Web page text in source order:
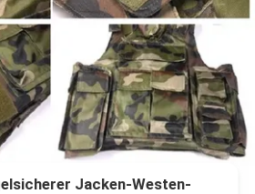
Jacken-Westen-